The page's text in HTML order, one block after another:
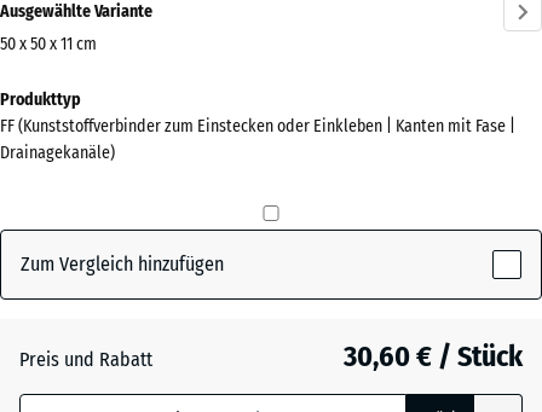
Informationen
zu
Farben?
Farbpalette
Schiefergrau(active)
- 2,50 €
Ausgewählte Variante
50 x 50 x 11 cm
Abmessungen
für
den
x
500
Die gewählte, blau
Produkttyp
FF (Kunststoffverbinder zum Einstecken oder Einkleben | Kanten mit Fase |
Drainagekanäle)
Zum Vergleich hinzufügen
Preis und Rabatt 30,60 € / Stück